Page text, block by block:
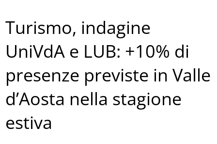
Turismo, indagine
UniVdA e LUB: +10% di
presenze previste in Valle
d’Aosta nella stagione
estiva